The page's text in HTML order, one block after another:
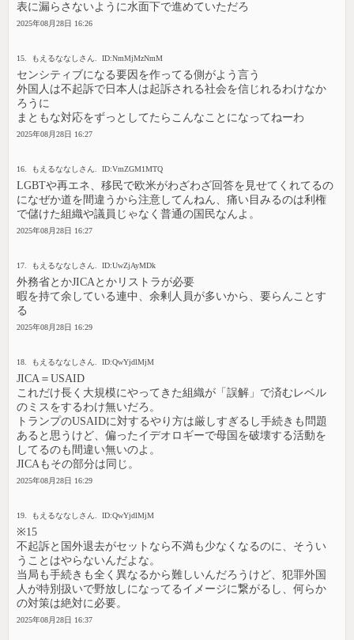
表に漏らさないように水面下で進めていただろ
2025年08月28日 16:26
15. もえるななしさん. ID:NmMjMzNmM
センシティブになる要因を作ってる側がよう言う
外国人は不起訴で日本人は起訴される社会を信じれるわけなか
ろうに
まともな対応をずっとしてたらこんなことになってねーわ
2025年08月28日 16:27
16. もえるななしさん. ID:VmZGM1MTQ
LGBTや再エネ、移民で欧米がわざわざ回答を見せてくれてるの
になぜか道を間違うから注意してんねん、痛い目みるのは利権
で儲けた組織や議員じゃなく普通の国民なんよ。
2025年08月28日 16:27
17. もえるななしさん. ID:UwZjAyMDk
外務省とかJICAとかリストラが必要
暇を持て余している連中、余剰人員が多いから、要らんことす
る
2025年08月28日 16:29
18. もえるななしさん. ID:QwYjdlMjM
JICA＝USAID
これだけ長く大規模にやってきた組織が「誤解」で済むレベル
のミスをするわけ無いだろ。
トランプのUSAIDに対するやり方は厳しすぎるし手続きも問題
あると思うけど、偏ったイデオロギーで母国を破壊する活動を
してるのも間違い無いのよ。
JICAもその部分は同じ。
2025年08月28日 16:29
19. もえるななしさん. ID:QwYjdlMjM
※15
不起訴と国外退去がセットなら不満も少なくなるのに、そうい
うことはやらないんだよな。
当局も手続きも全く異なるから難しいんだろうけど、犯罪外国
人が特別扱いで野放しになってるイメージに繋がるし、何らか
の対策は絶対に必要。
2025年08月28日 16:37